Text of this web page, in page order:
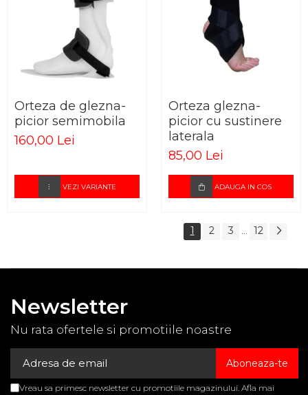
Orteza de glezna-
picior semimobila
160,00 Lei
VEZI VARIANTE
Orteza glezna-
picior cu sustinere
laterala
85,00 Lei
ADAUGA IN COS
1 2 3 12
Newsletter
Nu rata ofertele si promotiile noastre
Vreau sa primesc newsletter cu promotiile magazinului. Afla mai